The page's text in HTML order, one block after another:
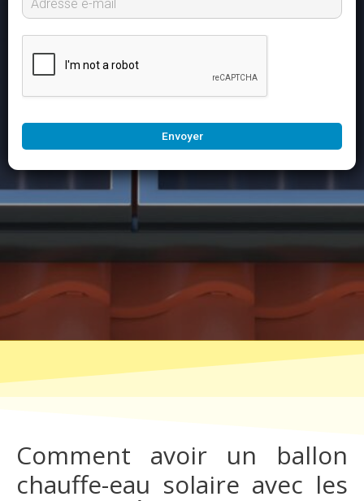
Envoyer
Comment avoir un ballon
chauffe-eau solaire avec les